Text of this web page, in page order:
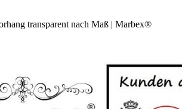
transparent nach Maß | Marbex®